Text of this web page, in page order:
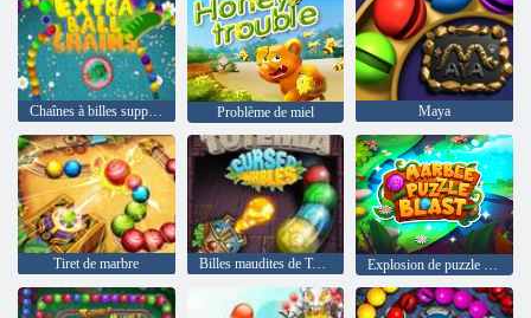
Chaînes à billes supplémentaires Problème de miel Maya
Tiret de marbre Billes maudites de Totemia Explosion de puzzle en marbre